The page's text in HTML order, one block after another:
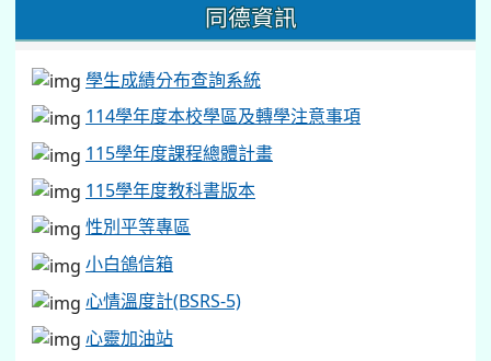
同德資訊
學生成績分布查詢系統
114學年度本校學區及轉學注意事項
115學年度課程總體計畫
115學年度教科書版本
性別平等專區
小白鴿信箱
心情溫度計(BSRS-5)
心靈加油站